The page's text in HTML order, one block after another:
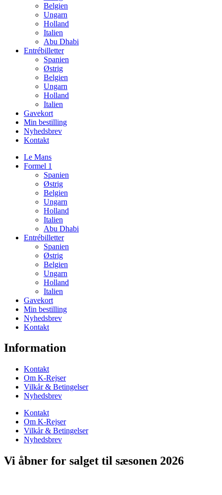
Belgien
Ungarn
Holland
Italien
Abu Dhabi
Entrébilletter
Spanien
Østrig
Belgien
Ungarn
Holland
Italien
Gavekort
Min bestilling
Nyhedsbrev
Kontakt
Le Mans
Formel 1
Spanien
Østrig
Belgien
Ungarn
Holland
Italien
Abu Dhabi
Entrébilletter
Spanien
Østrig
Belgien
Ungarn
Holland
Italien
Gavekort
Min bestilling
Nyhedsbrev
Kontakt
Information
Kontakt
Om K-Rejser
Vilkår & Betingelser
Nyhedsbrev
Kontakt
Om K-Rejser
Vilkår & Betingelser
Nyhedsbrev
Vi åbner for salget til sæsonen 2026